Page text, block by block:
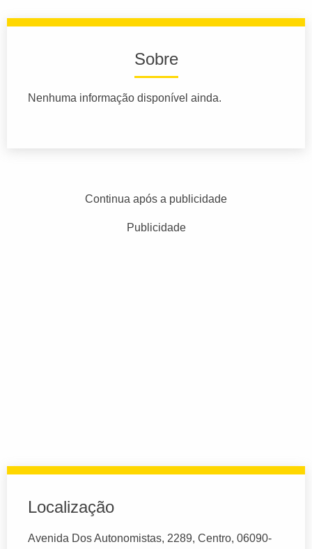
Sobre
Nenhuma informação disponível ainda.
Continua após a publicidade
Publicidade
Localização
Avenida Dos Autonomistas, 2289, Centro, 06090-